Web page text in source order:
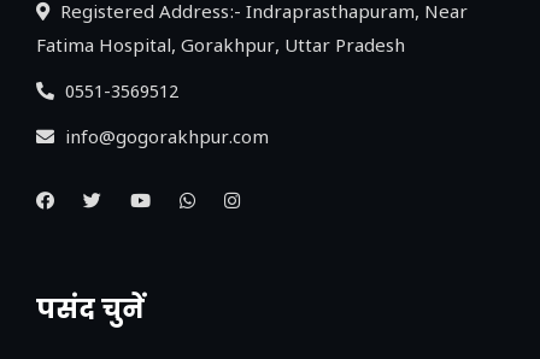
Registered Address:- Indraprasthapuram, Near
Fatima Hospital, Gorakhpur, Uttar Pradesh
0551-3569512
info@gogorakhpur.com
पसंद चुनें